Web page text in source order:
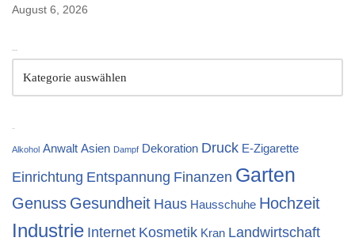
August 6, 2026
Alkohol Anwalt Asien Dampf Dekoration Druck E-Zigarette
Einrichtung Entspannung Finanzen Garten
Genuss Gesundheit Haus Hausschuhe Hochzeit
Industrie Internet Kosmetik Kran Landwirtschaft